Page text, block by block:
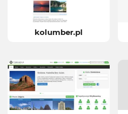
kolumber.pl